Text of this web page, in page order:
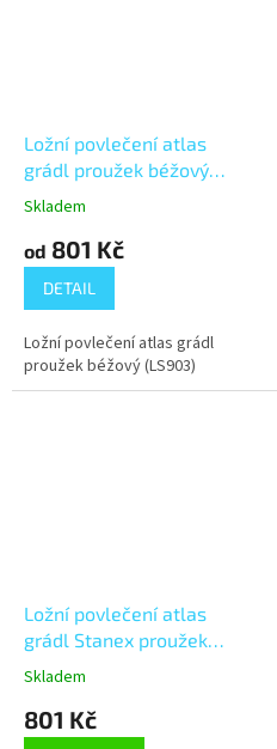
Ložní povlečení atlas
grádl proužek béžový
(LS903)
Skladem
od 801 Kč
DETAIL
Ložní povlečení atlas grádl
proužek béžový (LS903)
Ložní povlečení atlas
grádl Stanex proužek
meruňkový (LS902),
x 70, Knoflíkové
Skladem
801 Kč